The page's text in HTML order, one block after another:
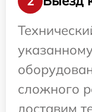
сложного
доставим